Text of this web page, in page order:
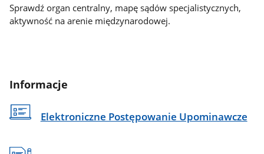
Sprawdź organ centralny, mapę sądów specjalistycznych,
aktywność na arenie międzynarodowej.
Informacje
Elektroniczne Postępowanie Upominawcze